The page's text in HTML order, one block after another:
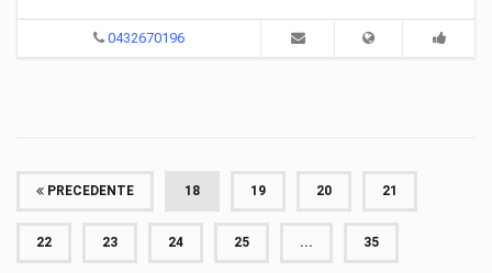
0432670196
PRECEDENTE 18 19 20 21
22 23 24 25 ... 35